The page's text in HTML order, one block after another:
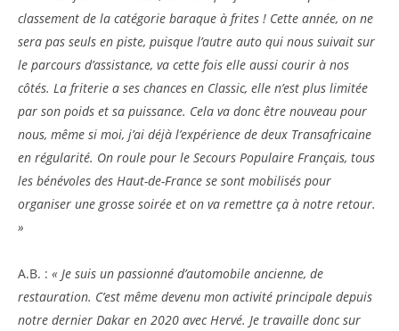
classement de la catégorie baraque à frites ! Cette année, on ne
sera pas seuls en piste, puisque l’autre auto qui nous suivait sur
le parcours d’assistance, va cette fois elle aussi courir à nos
côtés. La friterie a ses chances en Classic, elle n’est plus limitée
par son poids et sa puissance. Cela va donc être nouveau pour
nous, même si moi, j’ai déjà l’expérience de deux Transafricaine
en régularité. On roule pour le Secours Populaire Français, tous
les bénévoles des Haut-de-France se sont mobilisés pour
organiser une grosse soirée et on va remettre ça à notre retour.
»
A.B. : « Je suis un passionné d’automobile ancienne, de
restauration. C’est même devenu mon activité principale depuis
notre dernier Dakar en 2020 avec Hervé. Je travaille donc sur